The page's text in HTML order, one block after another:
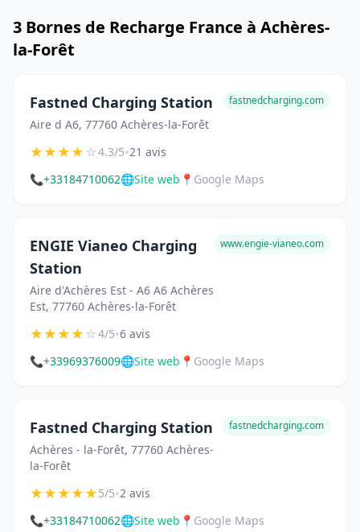
3 Bornes de Recharge France à Achères-
la-Forêt
Fastned Charging Station
Aire d A6, 77760 Achères-la-Forêt
fastnedcharging.com
★★★★☆4.3/5•21 avis
📞+33184710062🌐Site web 📍 Google Maps
ENGIE Vianeo Charging
Station
Aire d'Achères Est - A6 A6 Achères
Est, 77760 Achères-la-Forêt
www.engie-vianeo.com
★★★★☆4/5•6 avis
📞+33969376009🌐Site web 📍 Google Maps
Fastned Charging Station
Achères - la-Forêt, 77760 Achères-
la-Forêt
fastnedcharging.com
★★★★★5/5•2 avis
📞+33184710062🌐Site web 📍 Google Maps